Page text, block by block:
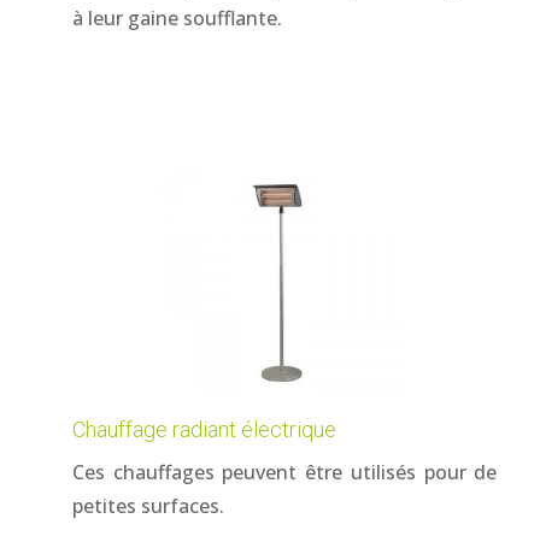
à leur gaine soufflante.
Chauffage radiant électrique
Ces chauffages peuvent être utilisés pour de
petites surfaces.